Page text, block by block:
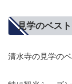
見学のベス
清水寺の見学の